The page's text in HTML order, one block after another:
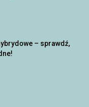
– sprawdź,